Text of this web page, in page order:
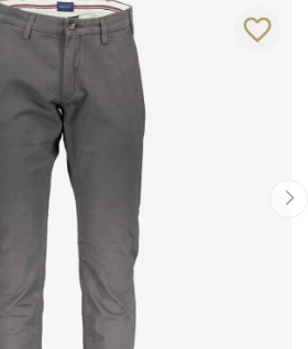
favorite_border